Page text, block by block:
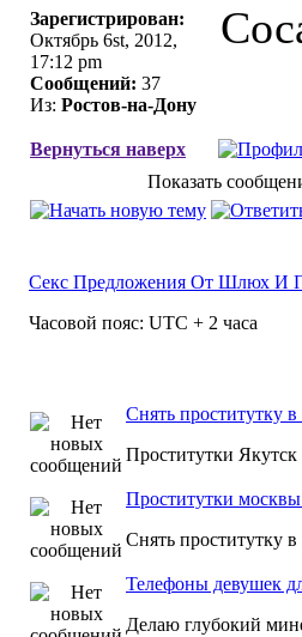
Зарегистрирован:
Октябрь 6st, 2012,
17:12 pm
Сообщений: 37
Из: Ростов-на-Дону
Вернуться наверх
Показать
Секс Предложения От Шлюх И
Часовой пояс: UTC + 2 часа
Снять проститутку
Проститутки
Проститутки москвы
Снять проститутку
Телефоны девушек
Делаю глубокий